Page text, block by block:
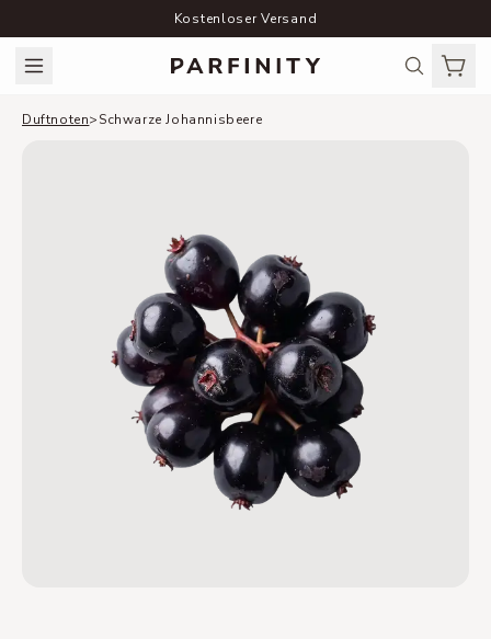
Kostenloser Versand
Duftnoten>Schwarze Johannisbeere